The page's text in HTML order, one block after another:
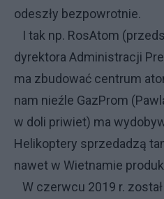
odeszły bezpowrotnie.
I tak np. RosAtom
dyrektora Administracji
ma zbudować centrum
nam nieźle GazProm
w doli priwiet) ma
Helikoptery sprzedadzą
nawet w Wietnamie
W czerwcu 2019 r.